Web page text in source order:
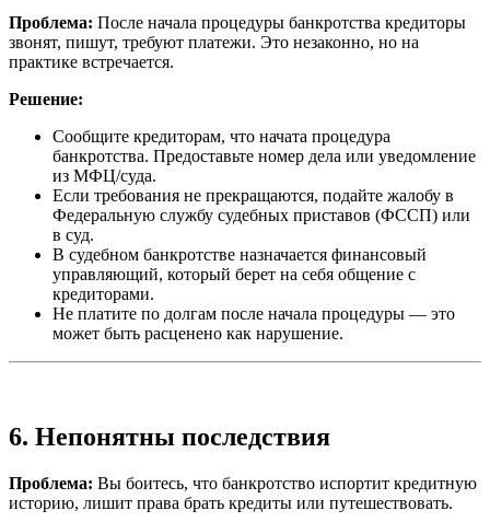
Проблема: После начала процедуры банкротства кредиторы
звонят, пишут, требуют платежи. Это незаконно, но на
практике встречается.
Решение:
Сообщите кредиторам, что начата процедура
банкротства. Предоставьте номер дела или уведомление
из МФЦ/суда.
Если требования не прекращаются, подайте жалобу в
Федеральную службу судебных приставов (ФССП) или
в суд.
В судебном банкротстве назначается финансовый
управляющий, который берет на себя общение с
кредиторами.
Не платите по долгам после начала процедуры — это
может быть расценено как нарушение.
6. Непонятны последствия
Проблема: Вы боитесь, что банкротство испортит кредитную
историю, лишит права брать кредиты или путешествовать.